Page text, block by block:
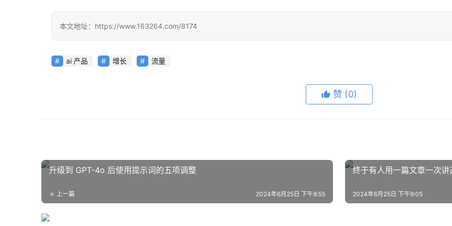
本文地址：https://www.163264.com/8174
ai 产品 增长 流量
赞 (0)
升级到 GPT-4o 后使用提示词的五项调整
上一篇 2024年6月25日 下午8:55
终于有人用一篇文章一次讲
2024年6月25日 下午9:05